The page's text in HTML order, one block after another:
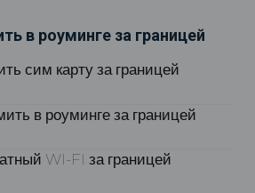
в роуминге за границей
сим карту за границей
в роуминге за границей
WI-FI за границей